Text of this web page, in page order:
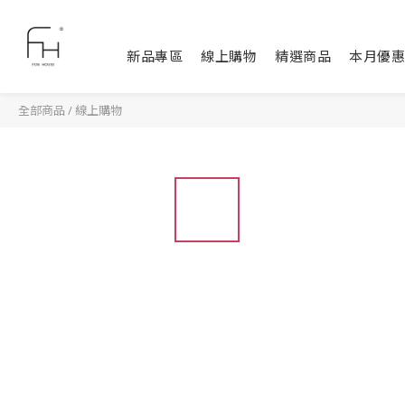
新品專區 線上購物 精選商品 本月優
全部商品 / 線上購物